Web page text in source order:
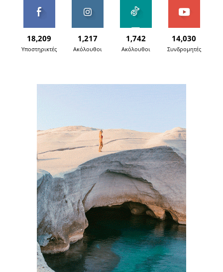
18,209
Υποστηρικτές
1,217
Ακόλουθοι
1,742
Ακόλουθοι
14,030
Συνδρομητές